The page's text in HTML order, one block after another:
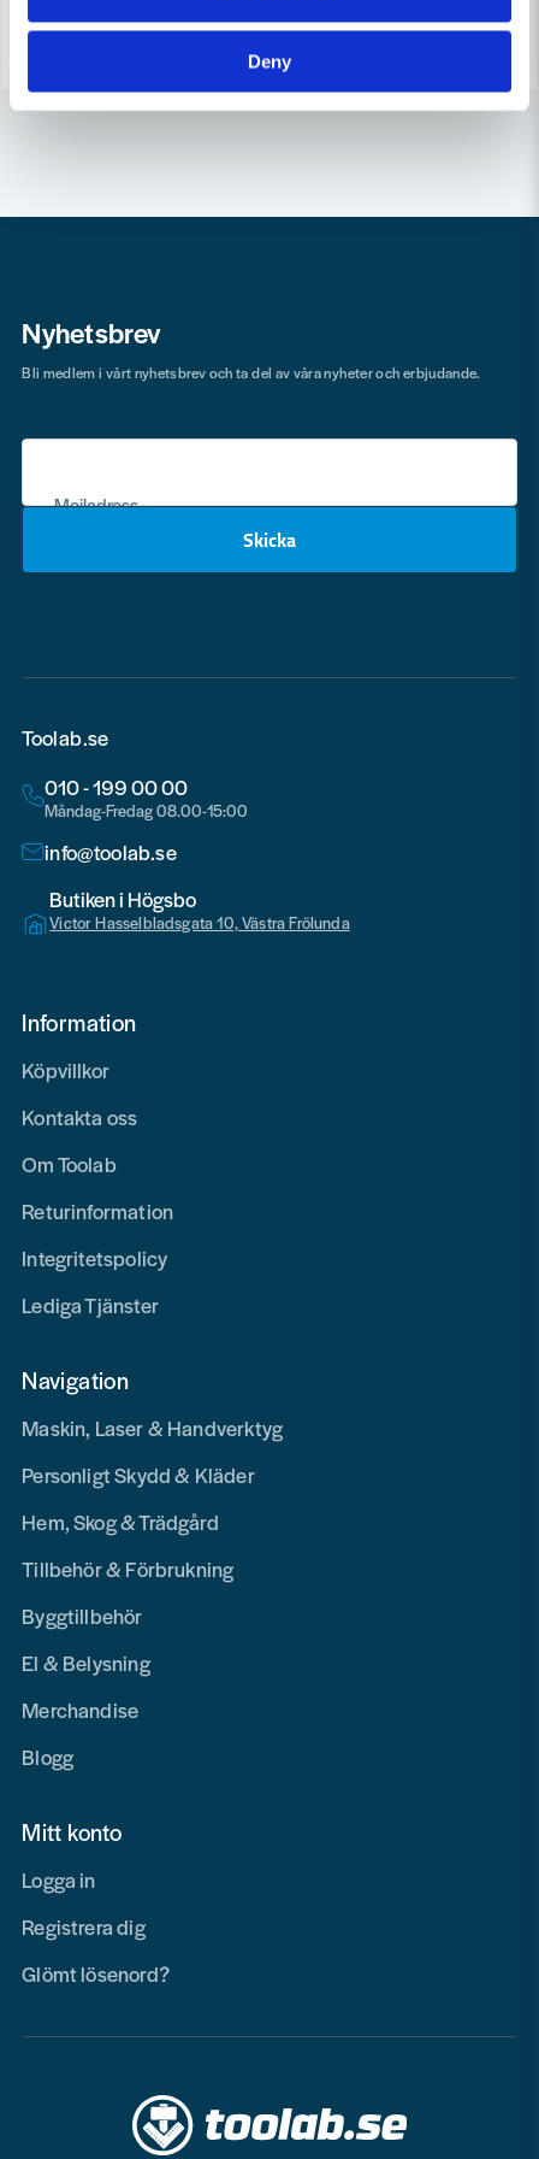
Deny
Köp Köp
Nyhetsbrev
Mejladress
Skicka
Bli medlem i vårt nyhetsbrev och ta del av våra nyheter och erbjudande.
Toolab.se
010 - 199 00 00
Måndag-Fredag 08.00-15:00
info@toolab.se
Butiken i Högsbo
Victor Hasselbladsgata 10, Västra Frölunda
Information
Köpvillkor
Kontakta oss
Om Toolab
Returinformation
Integritetspolicy
Lediga Tjänster
Navigation
Maskin, Laser & Handverktyg
Personligt Skydd & Kläder
Hem, Skog & Trädgård
Tillbehör & Förbrukning
Byggtillbehör
El & Belysning
Merchandise
Blogg
Mitt konto
Logga in
Registrera dig
Glömt lösenord?